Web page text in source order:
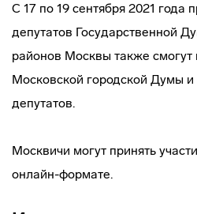
С 17 по 19 сентября 2021 года
депутатов Государственной
районов Москвы также смогут
Московской городской Думы
депутатов.
Москвичи могут принять
онлайн-формате.